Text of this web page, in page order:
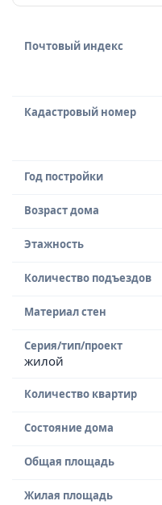
Почтовый индекс
Кадастровый номер
Год постройки
Возраст дома
Этажность
Количество подъездов
Материал стен
Серия/тип/проект
жилой
Количество квартир
Состояние дома
Общая площадь
Жилая площадь